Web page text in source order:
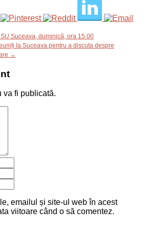
Suceava, duminică, ora 15.00
la Suceava pentru a discuta despre
→
va fi publicată.
emailul și site-ul web în acest
viitoare când o să comentez.